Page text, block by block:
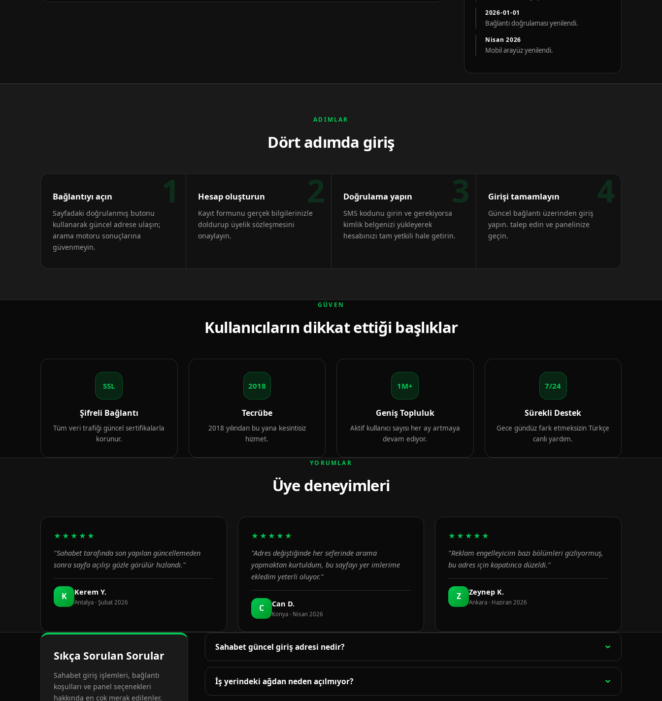
2026-01-01
Bağlantı doğrulaması yenilendi.
Nisan 2026
Mobil arayüz yenilendi.
ADIMLAR
Dört adımda giriş
1
Bağlantıyı açın
Sayfadaki doğrulanmış butonu
kullanarak güncel adrese ulaşın;
arama motoru sonuçlarına
güvenmeyin.
2
Hesap oluşturun
Kayıt formunu gerçek bilgilerinizle
doldurup üyelik sözleşmesini
onaylayın.
3
Doğrulama yapın
SMS kodunu girin ve gerekiyorsa
kimlik belgenizi yükleyerek
hesabınızı tam yetkili hale getirin.
4
Girişi tamamlayın
Güncel bağlantı üzerinden giriş
yapın. talep edin ve panelinize
geçin.
GÜVEN
Kullanıcıların dikkat ettiği başlıklar
SSL
Şifreli Bağlantı
Tüm veri trafiği güncel sertifikalarla
korunur.
2018
Tecrübe
2018 yılından bu yana kesintisiz
hizmet.
1M+
Geniş Topluluk
Aktif kullanıcı sayısı her ay artmaya
devam ediyor.
7/24
Sürekli Destek
Gece gündüz fark etmeksizin Türkçe
canlı yardım.
YORUMLAR
Üye deneyimleri
★★★★★
"Sahabet tarafında son yapılan güncellemeden
sonra sayfa açılışı gözle görülür hızlandı."
K Kerem Y.
Antalya · Şubat 2026
★★★★★
"Adres değiştiğinde her seferinde arama
yapmaktan kurtuldum, bu sayfayı yer imlerime
ekledim yeterli oluyor."
C Can D.
Konya · Nisan 2026
★★★★★
"Reklam engelleyicim bazı bölümleri gizliyormuş,
bu adres için kapatınca düzeldi."
Z Zeynep K.
Ankara · Haziran 2026
Sıkça Sorulan Sorular
Sahabet giriş işlemleri, bağlantı
koşulları ve panel seçenekleri
hakkında en çok merak edilenler.
Sahabet güncel giriş adresi nedir?
Güncel adres bu sayfanın üst bölümündeki bağlantıda yayınlanır. Bağlantı 15 dakikada bir otomatik olarak
denetlenir; adres değiştiğinde sayfa yenilenir.
İş yerindeki ağdan neden açılmıyor?